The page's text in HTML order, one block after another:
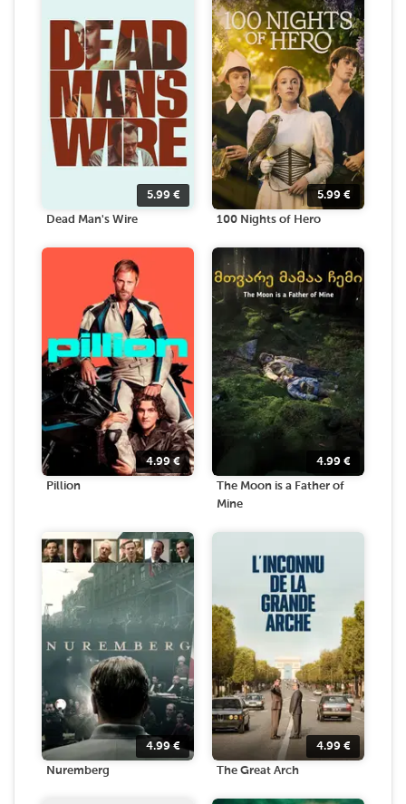
5.99 €
Dead Man's Wire
5.99 €
100 Nights of Hero
4.99€
Pillion
4.99 €
The Moon is a Father of
Mine
4.99€
Nuremberg
4.99 €
The Great Arch